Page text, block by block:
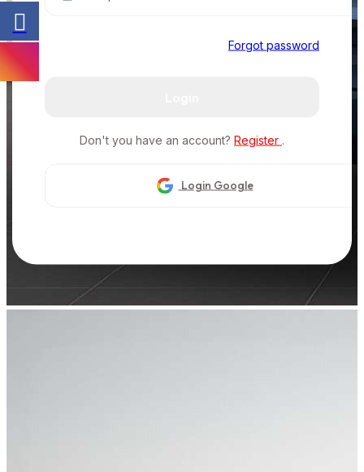
Forgot password
Don't you have an account? Register .
Login Google